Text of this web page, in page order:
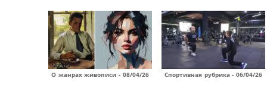
О жанрах живописи - 08/04/26 Спортивная рубрика - 06/04/26